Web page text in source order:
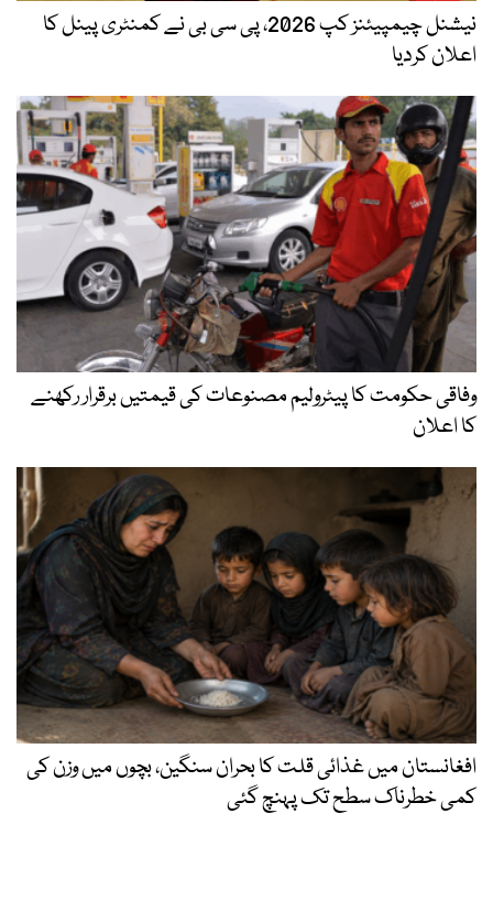
نیشنل چیمپیئنز کپ 2026، پی سی بی نے کمنٹری پینل کا
اعلان کردیا
وفاقی حکومت کا پیٹرولیم مصنوعات کی قیمتیں برقرار رکھنے
کا اعلان
افغانستان میں غذائی قلت کا بحران سنگین، بچوں میں وزن کی
کمی خطرناک سطح تک پہنچ گئی